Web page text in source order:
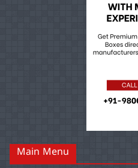
Main Menu